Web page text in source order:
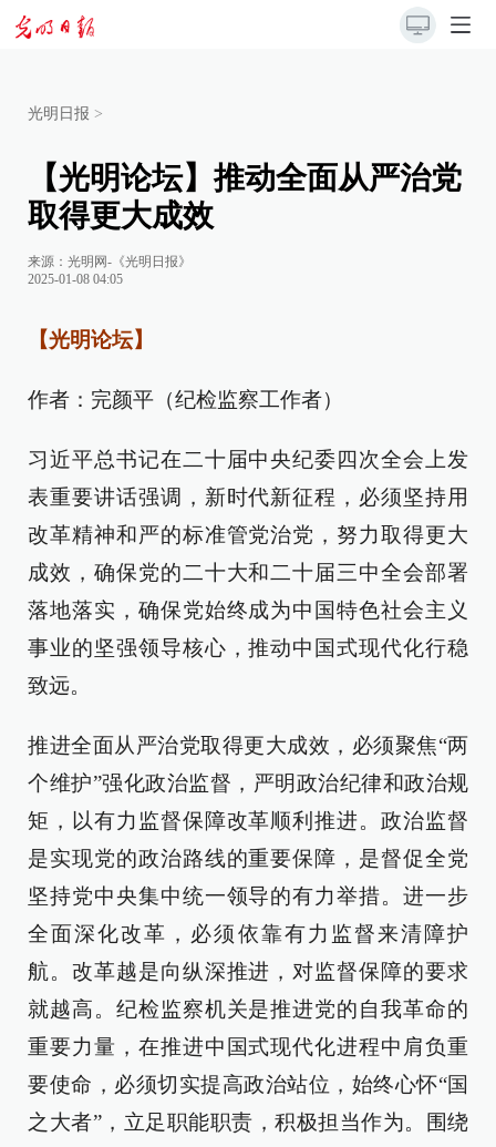
光明日报 >
【光明论坛】推动全面从严治党
取得更大成效
来源： 光明网-《光明日报》
2025-01-08 04:05
【光明论坛】
作者：完颜平（纪检监察工作者）
习近平总书记在二十届中央纪委四次全会上发
表重要讲话强调，新时代新征程，必须坚持用
改革精神和严的标准管党治党，努力取得更大
成效，确保党的二十大和二十届三中全会部署
落地落实，确保党始终成为中国特色社会主义
事业的坚强领导核心，推动中国式现代化行稳
致远。
推进全面从严治党取得更大成效，必须聚焦“两
个维护”强化政治监督，严明政治纪律和政治规
矩，以有力监督保障改革顺利推进。政治监督
是实现党的政治路线的重要保障，是督促全党
坚持党中央集中统一领导的有力举措。进一步
全面深化改革，必须依靠有力监督来清障护
航。改革越是向纵深推进，对监督保障的要求
就越高。纪检监察机关是推进党的自我革命的
重要力量，在推进中国式现代化进程中肩负重
要使命，必须切实提高政治站位，始终心怀“国
之大者”，立足职能职责，积极担当作为。围绕